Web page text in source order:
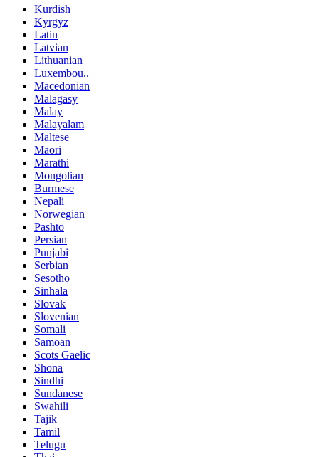
Kurdish
Kyrgyz
Latin
Latvian
Lithuanian
Luxembou..
Macedonian
Malagasy
Malay
Malayalam
Maltese
Maori
Marathi
Mongolian
Burmese
Nepali
Norwegian
Pashto
Persian
Punjabi
Serbian
Sesotho
Sinhala
Slovak
Slovenian
Somali
Samoan
Scots Gaelic
Shona
Sindhi
Sundanese
Swahili
Tajik
Tamil
Telugu